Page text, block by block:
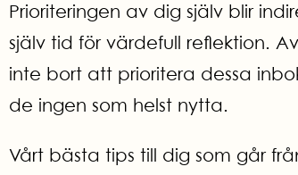
Prioriteringen av dig själv blir
själv tid för värdefull reflektion.
inte bort att prioritera dessa
de ingen som helst nytta.
Vårt bästa tips till dig som går